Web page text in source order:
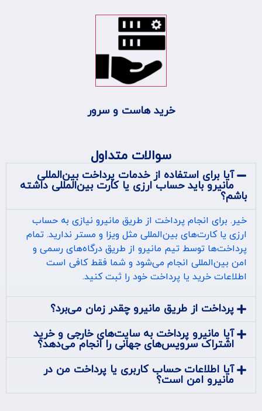
خرید هاست و سرور
سوالات متداول
آیا برای استفاده از خدمات پرداخت بین‌المللی
مانیرو باید حساب ارزی یا کارت بین‌المللی داشته
باشم؟
خیر. برای انجام پرداخت از طریق مانیرو نیازی به حساب
ارزی یا کارت‌های بین‌المللی مثل ویزا و مستر ندارید. تمام
پرداخت‌ها توسط تیم مانیرو از طریق درگاه‌های رسمی و
امن بین‌المللی انجام می‌شود و شما فقط کافی است
اطلاعات خرید یا پرداخت خود را ثبت کنید.
پرداخت از طریق مانیرو چقدر زمان می‌برد؟
آیا مانیرو پرداخت به سایت‌های خارجی و خرید
اشتراک سرویس‌های جهانی را انجام می‌دهد؟
آیا اطلاعات حساب کاربری یا پرداخت من در
مانیرو امن است؟